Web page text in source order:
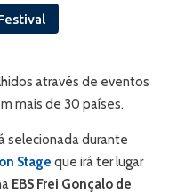
através de eventos
mais de 30 países.
selecionada durante
Stage que irá ter lugar
EBS Frei Gonçalo de